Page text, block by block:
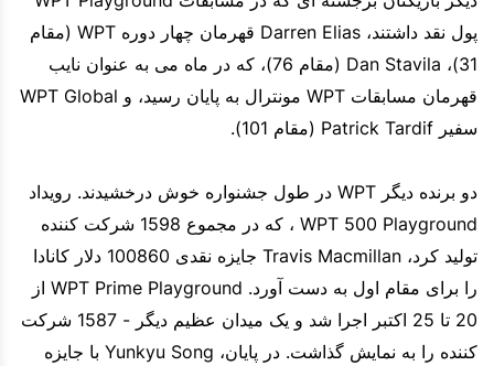
پول نقد داشتند، Darren Elias قهرمان چهار دوره WPT (مقام
31)، Dan Stavila (مقام 76)، که در ماه می به عنوان نایب
قهرمان مسابقات WPT مونترال به پایان رسید، و WPT Global
سفیر Patrick Tardif (مقام 101).
دو برنده دیگر WPT در طول جشنواره خوش درخشیدند. رویداد
WPT 500 Playground ، که در مجموع 1598 شرکت کننده
تولید کرد، Travis Macmillan جایزه نقدی 100860 دلار کانادا
را برای مقام اول به دست آورد. WPT Prime Playground از
20 تا 25 اکتبر اجرا شد و یک میدان عظیم دیگر - 1587 شرکت
کننده را به نمایش گذاشت. در پایان، Yunkyu Song با جایزه